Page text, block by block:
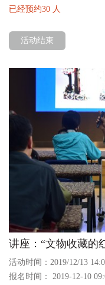
已经预约30 人
活动结束
讲座：“文物收藏的
活动时间：2019/12/13
报名时间： 2019-12-10